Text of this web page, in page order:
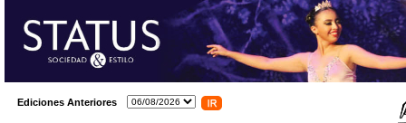
Ediciones Anteriores